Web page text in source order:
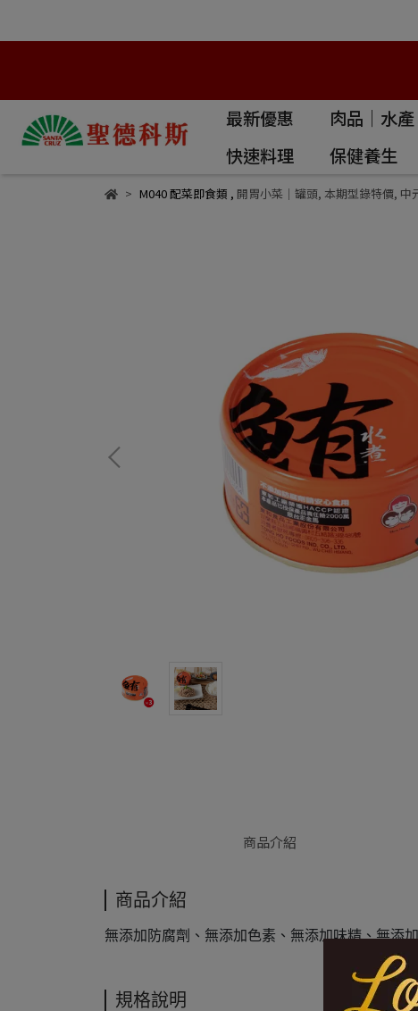
最新優惠 肉品｜水產
快速料理
保健養生
M040 配菜即食類 , 開胃小菜｜罐頭, 本期型錄特價, 中
商品介紹
商品介紹
無添加防腐劑、無添加色素、無添加味精、無添
規格說明